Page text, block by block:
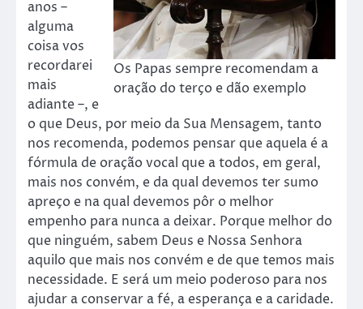
Os Papas sempre recomendam a
oração do terço e dão exemplo
anos –
alguma
coisa vos
recordarei
mais
adiante –, e
o que Deus, por meio da Sua Mensagem, tanto
nos recomenda, podemos pensar que aquela é a
fórmula de oração vocal que a todos, em geral,
mais nos convém, e da qual devemos ter sumo
apreço e na qual devemos pôr o melhor
empenho para nunca a deixar. Porque melhor do
que ninguém, sabem Deus e Nossa Senhora
aquilo que mais nos convém e de que temos mais
necessidade. E será um meio poderoso para nos
ajudar a conservar a fé, a esperança e a caridade.